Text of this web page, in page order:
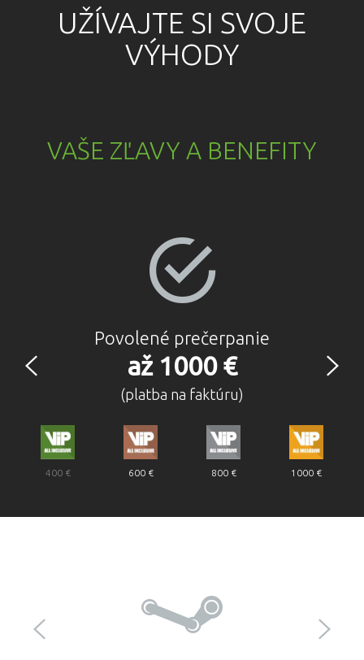
UŽÍVAJTE SI SVOJE
VÝHODY
VAŠE ZĽAVY A BENEFITY
Povolené prečerpanie
až 1000 €
(platba na faktúru)
400 € 600 € 800 € 1000 €